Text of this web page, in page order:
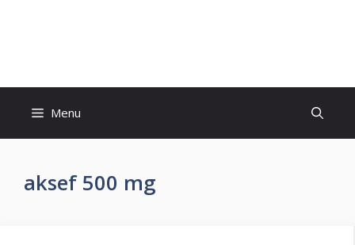
Menu
aksef 500 mg